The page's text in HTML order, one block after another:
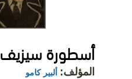
أسطورة سيزيف
المؤلف: ألبير كامو